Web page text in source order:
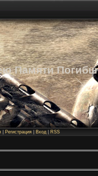
Памяти
| Регистрация| Вход| RSS